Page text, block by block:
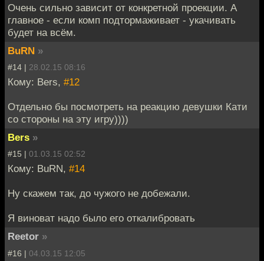
Очень сильно зависит от конкретной проекции. А
главное - если комп подтормаживает - укачивать
будет на всём.
BuRN »
#14 | 28.02.15 08:16
Кому: Bers, #12
Отдельно бы посмотреть на реакцию девушки Кати
со стороны на эту игру))))
Bers »
#15 | 01.03.15 02:52
Кому: BuRN, #14
Ну скажем так, до чужого не добежали.
Я виноват надо было его откалибровать
Reetor »
#16 | 04.03.15 12:05